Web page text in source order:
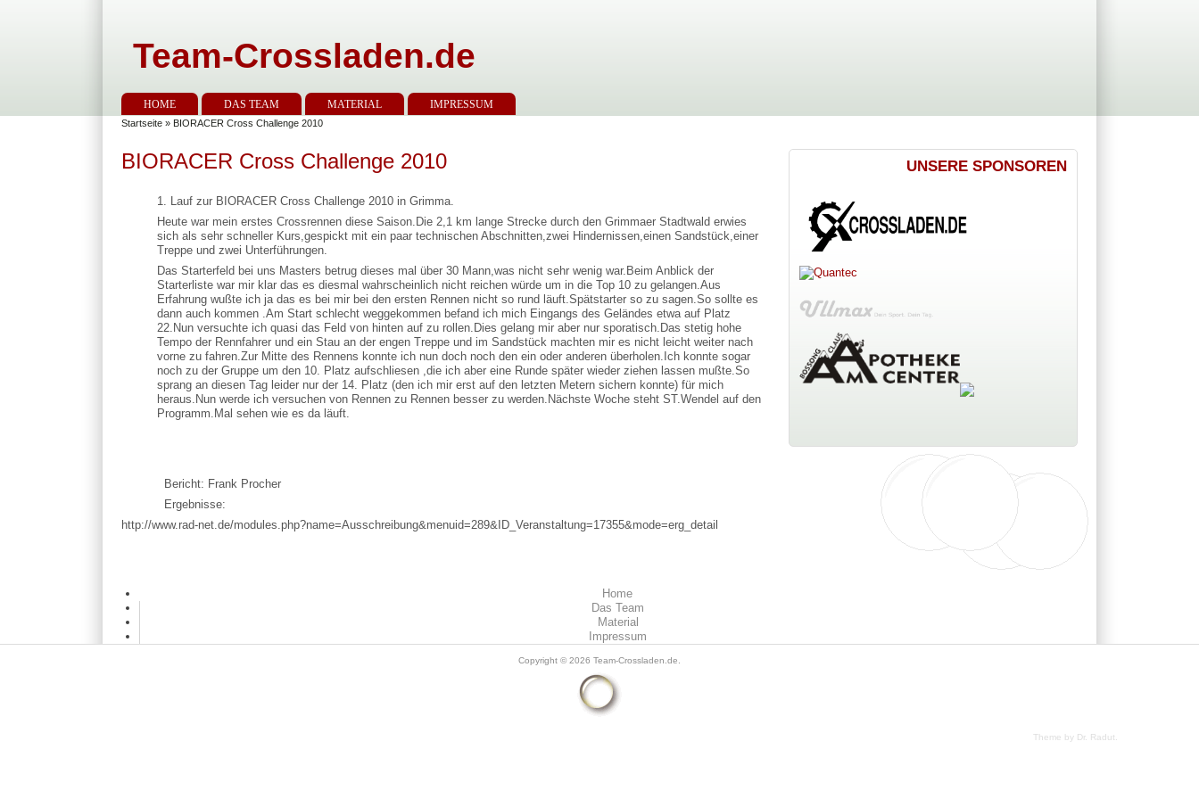
Team-Crossladen.de
HOME DAS TEAM MATERIAL IMPRESSUM
Startseite » BIORACER Cross Challenge 2010
BIORACER Cross Challenge 2010
1. Lauf zur BIORACER Cross Challenge 2010 in Grimma.
Heute war mein erstes Crossrennen diese Saison.Die 2,1 km lange Strecke durch den Grimmaer Stadtwald erwies
sich als sehr schneller Kurs,gespickt mit ein paar technischen Abschnitten,zwei Hindernissen,einen Sandstück,einer
Treppe und zwei Unterführungen.
Das Starterfeld bei uns Masters betrug dieses mal über 30 Mann,was nicht sehr wenig war.Beim Anblick der
Starterliste war mir klar das es diesmal wahrscheinlich nicht reichen würde um in die Top 10 zu gelangen.Aus
Erfahrung wußte ich ja das es bei mir bei den ersten Rennen nicht so rund läuft.Spätstarter so zu sagen.So sollte es
dann auch kommen .Am Start schlecht weggekommen befand ich mich Eingangs des Geländes etwa auf Platz
22.Nun versuchte ich quasi das Feld von hinten auf zu rollen.Dies gelang mir aber nur sporatisch.Das stetig hohe
Tempo der Rennfahrer und ein Stau an der engen Treppe und im Sandstück machten mir es nicht leicht weiter nach
vorne zu fahren.Zur Mitte des Rennens konnte ich nun doch noch den ein oder anderen überholen.Ich konnte sogar
noch zu der Gruppe um den 10. Platz aufschliesen ,die ich aber eine Runde später wieder ziehen lassen mußte.So
sprang an diesen Tag leider nur der 14. Platz (den ich mir erst auf den letzten Metern sichern konnte) für mich
heraus.Nun werde ich versuchen von Rennen zu Rennen besser zu werden.Nächste Woche steht ST.Wendel auf den
Programm.Mal sehen wie es da läuft.
Bericht: Frank Procher
Ergebnisse:
http://www.rad-net.de/modules.php?name=Ausschreibung&menuid=289&ID_Veranstaltung=17355&mode=erg_detail
UNSERE SPONSOREN
Home
Das Team
Material
Impressum
Copyright © 2026 Team-Crossladen.de
Theme by Dr. Radut